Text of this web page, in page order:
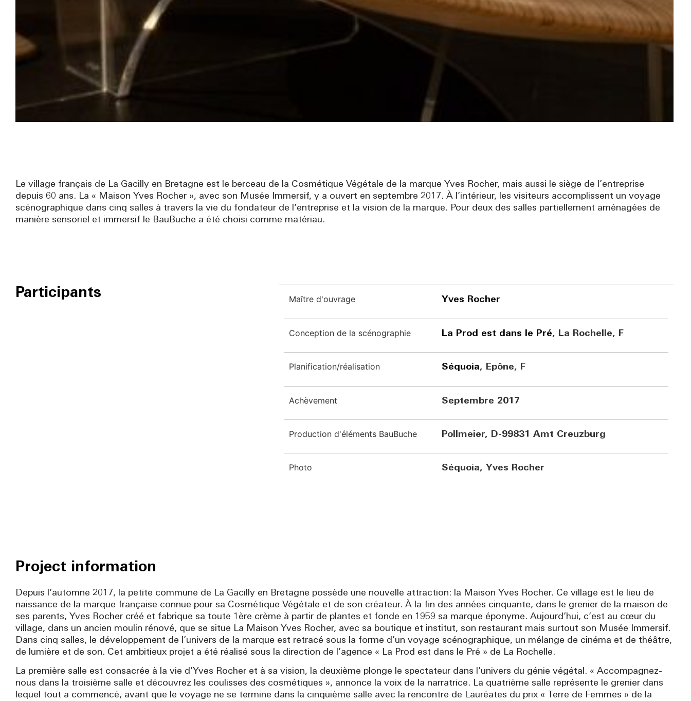
Le village français de La Gacilly en Bretagne est le berceau de la Cosmétique Végétale de la marque Yves Rocher, mais aussi le siège de l’entreprise
depuis 60 ans. La « Maison Yves Rocher », avec son Musée Immersif, y a ouvert en septembre 2017. À l’intérieur, les visiteurs accomplissent un voyage
scénographique dans cinq salles à travers la vie du fondateur de l’entreprise et la vision de la marque. Pour deux des salles partiellement aménagées de
manière sensoriel et immersif le BauBuche a été choisi comme matériau.
Participants Maître d'ouvrage Yves Rocher
Conception de la scénographie La Prod est dans le Pré, La Rochelle, F
Planification/réalisation Séquoia, Epône, F
Achèvement Septembre 2017
Production d'éléments BauBuche Pollmeier, D-99831 Amt Creuzburg
Photo Séquoia, Yves Rocher
Project information
Depuis l’automne 2017, la petite commune de La Gacilly en Bretagne possède une nouvelle attraction: la Maison Yves Rocher. Ce village est le lieu de
naissance de la marque française connue pour sa Cosmétique Végétale et de son créateur. À la fin des années cinquante, dans le grenier de la maison de
ses parents, Yves Rocher créé et fabrique sa toute 1ère crème à partir de plantes et fonde en 1959 sa marque éponyme. Aujourd’hui, c’est au cœur du
village, dans un ancien moulin rénové, que se situe La Maison Yves Rocher, avec sa boutique et institut, son restaurant mais surtout son Musée Immersif.
Dans cinq salles, le développement de l’univers de la marque est retracé sous la forme d’un voyage scénographique, un mélange de cinéma et de théâtre,
de lumière et de son. Cet ambitieux projet a été réalisé sous la direction de l’agence « La Prod est dans le Pré » de La Rochelle.
La première salle est consacrée à la vie d’Yves Rocher et à sa vision, la deuxième plonge le spectateur dans l’univers du génie végétal. « Accompagnez-
nous dans la troisième salle et découvrez les coulisses des cosmétiques », annonce la voix de la narratrice. La quatrième salle représente le grenier dans
lequel tout a commencé, avant que le voyage ne se termine dans la cinquième salle avec la rencontre de Lauréates du prix « Terre de Femmes » de la